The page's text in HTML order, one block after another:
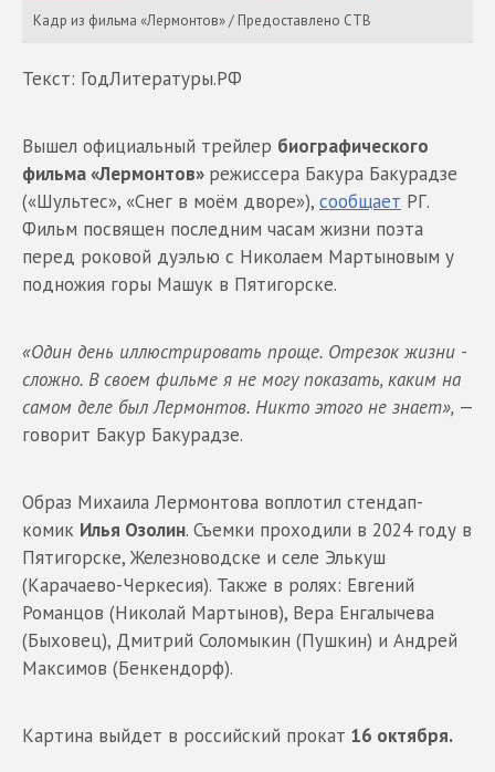
Кадр из фильма «Лермонтов» / Предоставлено СТВ
Текст: ГодЛитературы.РФ
Вышел официальный трейлер биографического
фильма «Лермонтов» режиссера Бакура Бакурадзе
(«Шультес», «Снег в моём дворе»), сообщает РГ.
Фильм посвящен последним часам жизни поэта
перед роковой дуэлью с Николаем Мартыновым у
подножия горы Машук в Пятигорске.
«Один день иллюстрировать проще. Отрезок жизни -
сложно. В своем фильме я не могу показать, каким на
самом деле был Лермонтов. Никто этого не знает», —
говорит Бакур Бакурадзе.
Образ Михаила Лермонтова воплотил стендап-
комик Илья Озолин. Съемки проходили в 2024 году в
Пятигорске, Железноводске и селе Элькуш
(Карачаево-Черкесия). Также в ролях: Евгений
Романцов (Николай Мартынов), Вера Енгалычева
(Быховец), Дмитрий Соломыкин (Пушкин) и Андрей
Максимов (Бенкендорф).
Картина выйдет в российский прокат 16 октября.